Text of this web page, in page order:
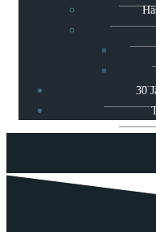
30